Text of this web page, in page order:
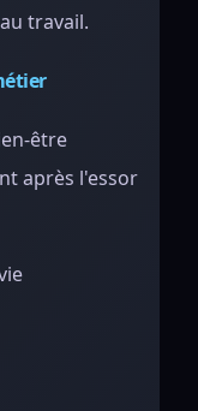
travail.
être
après l'essor